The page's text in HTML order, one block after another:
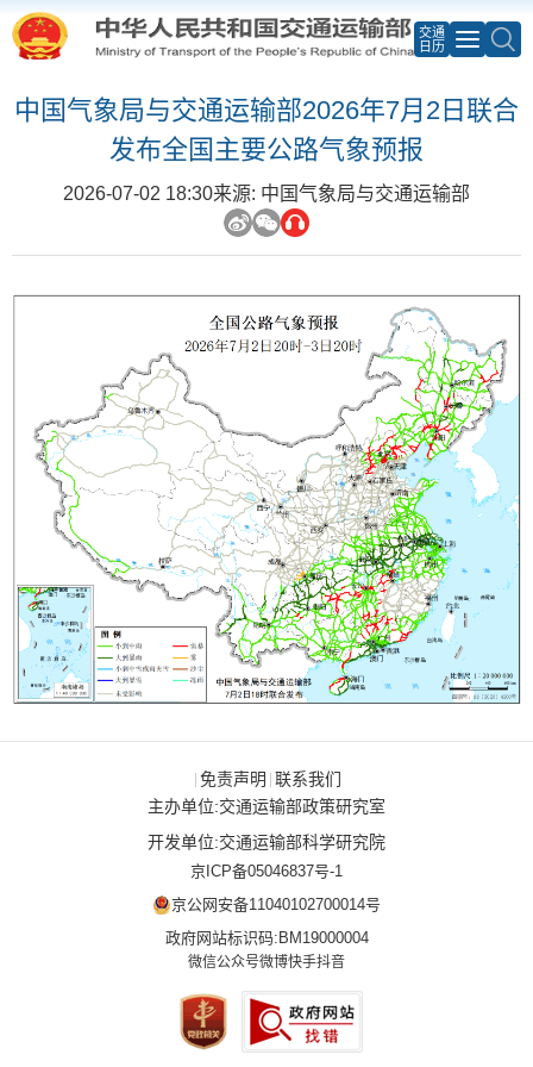
交通
日历
中国气象局与交通运输部2026年7月2日联合
发布全国主要公路气象预报
2026-07-02 18:30来源: 中国气象局与交通运输部
| 免责声明 | 联系我们
主办单位:交通运输部政策研究室
开发单位:交通运输部科学研究院
京ICP备05046837号-1
京公网安备11040102700014号
政府网站标识码:BM19000004
微信公众号微博快手抖音